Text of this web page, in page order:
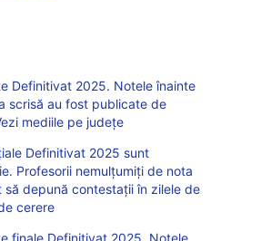
Definitivat 2025. Notele înainte
scrisă au fost publicate de
mediile pe județe
Definitivat 2025 sunt
Profesorii nemulțumiți de nota
depună contestații în zilele de
cerere